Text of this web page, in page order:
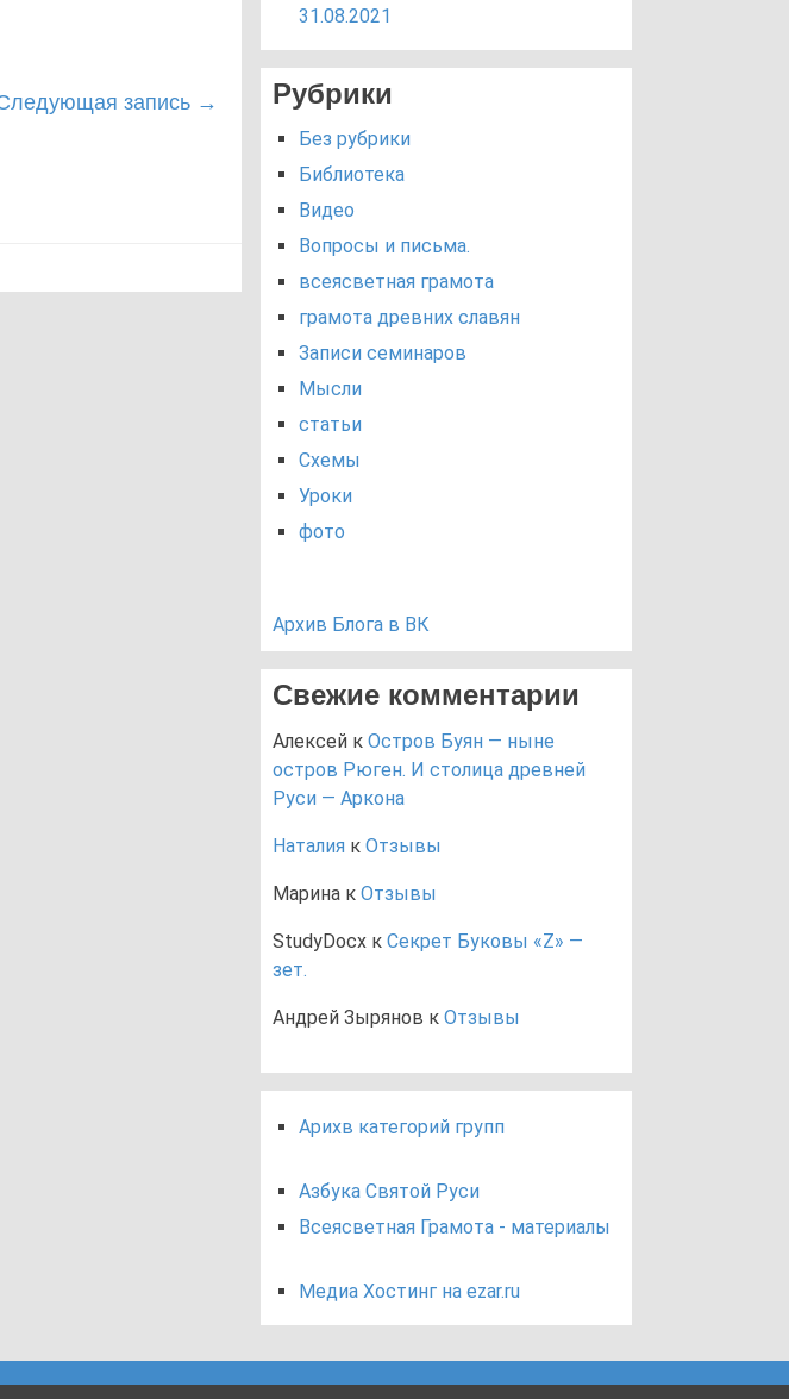
запись →
31.08.2021
Рубрики
Без рубрики
Библиотека
Видео
Вопросы и письма.
всеясветная грамота
грамота древних славян
Записи семинаров
Мысли
статьи
Схемы
Уроки
фото
Архив Блога в ВК
Свежие комментарии
Алексей к Остров Буян — ныне
остров Рюген. И столица древней
Руси — Аркона
Наталия к Отзывы
Марина к Отзывы
StudyDocx к Секрет Буковы «Z» —
зет.
Андрей Зырянов к Отзывы
Арихв категорий групп
Азбука Святой Руси
Всеясветная Грамота - материалы
Медиа Хостинг на ezar.ru